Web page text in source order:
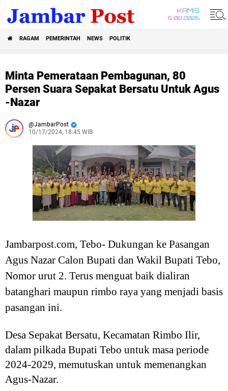
KAMIS
6 08 2026
RAGAM PEMERINTAH NEWS POLITIK
Minta Pemerataan Pembagunan, 80
Persen Suara Sepakat Bersatu Untuk Agus
-Nazar
JambarPost
10/17/2024, 18:45 WIB
Jambarpost.com, Tebo- Dukungan ke Pasangan
Agus Nazar Calon Bupati dan Wakil Bupati Tebo,
Nomor urut 2. Terus menguat baik dialiran
batanghari maupun rimbo raya yang menjadi basis
pasangan ini.
Desa Sepakat Bersatu, Kecamatan Rimbo Ilir,
dalam pilkada Bupati Tebo untuk masa periode
2024-2029, memutuskan untuk memenangkan
Agus-Nazar.